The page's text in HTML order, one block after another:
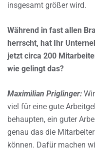
insgesamt größer wird.
Während in fast allen
herrscht, hat Ihr
jetzt circa 200
wie gelingt das?
Maximilian Priglinger:
viel für eine gute
behaupten, ein guter
genau das die
können. Dafür machen